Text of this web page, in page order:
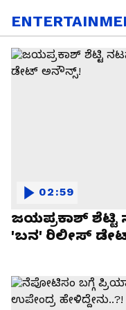
ಜಯಪ್ರಕಾಶ್ ಶೆಟ್ಟಿ
'ಬನ' ರಿಲೀಸ್
02:59